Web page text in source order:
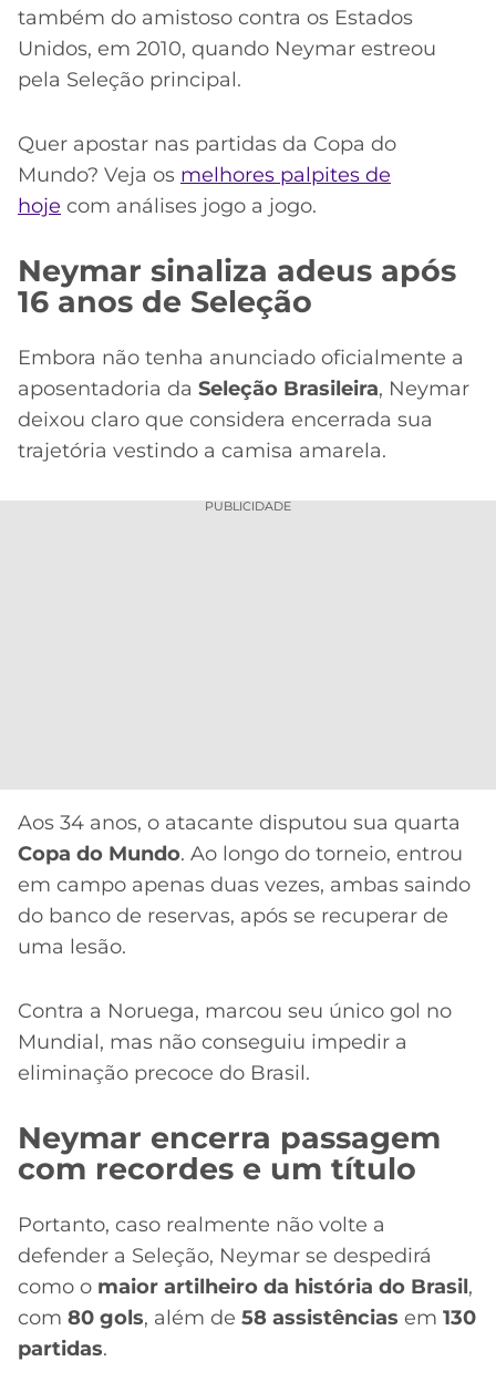
também do amistoso contra os Estados
Unidos, em 2010, quando Neymar estreou
pela Seleção principal.
Quer apostar nas partidas da Copa do
Mundo? Veja os melhores palpites de
hoje com análises jogo a jogo.
Neymar sinaliza adeus após
16 anos de Seleção
Embora não tenha anunciado oficialmente a
aposentadoria da Seleção Brasileira, Neymar
deixou claro que considera encerrada sua
trajetória vestindo a camisa amarela.
PUBLICIDADE
Aos 34 anos, o atacante disputou sua quarta
Copa do Mundo. Ao longo do torneio, entrou
em campo apenas duas vezes, ambas saindo
do banco de reservas, após se recuperar de
uma lesão.
Contra a Noruega, marcou seu único gol no
Mundial, mas não conseguiu impedir a
eliminação precoce do Brasil.
Neymar encerra passagem
com recordes e um título
Portanto, caso realmente não volte a
defender a Seleção, Neymar se despedirá
como o maior artilheiro da história do Brasil,
com 80 gols, além de 58 assistências em 130
partidas.